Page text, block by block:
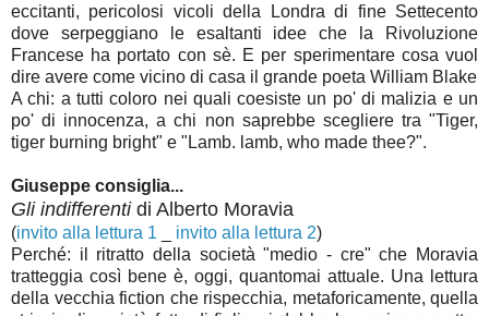
eccitanti, pericolosi vicoli della Londra di fine Settecento
dove serpeggiano le esaltanti idee che la Rivoluzione
Francese ha portato con sè. E per sperimentare cosa vuol
dire avere come vicino di casa il grande poeta William Blake
A chi: a tutti coloro nei quali coesiste un po' di malizia e un
po' di innocenza, a chi non saprebbe scegliere tra "Tiger,
tiger burning bright" e "Lamb. lamb, who made thee?".
Giuseppe consiglia...
Gli indifferentidi Alberto Moravia
(invito alla lettura 1 invito alla lettura 2)
Perché: il ritratto della società "medio - cre" che Moravia
tratteggia così bene è, oggi, quantomai attuale. Una lettura
della vecchia fiction che rispecchia, metaforicamente, quella